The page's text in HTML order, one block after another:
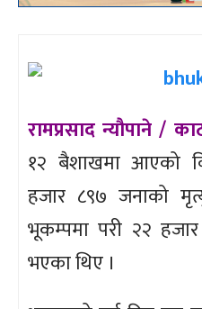
रामप्रसाद न्यौपाने /
१२ बैशाखमा आएको
हजार ८९७ जनाको
भूकम्पमा परी २२
भएका थिए ।